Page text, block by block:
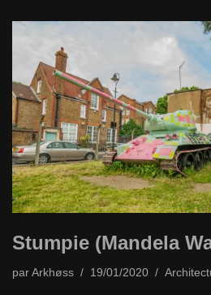
Stumpie (Mandela
par Arkhøss 19/01/2020